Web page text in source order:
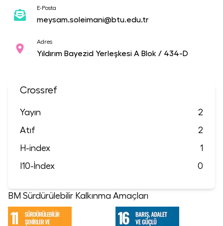
E-Posta
meysam.soleimani@btu.edu.tr
Adres
Yıldırım Bayezid Yerleşkesi A Blok / 434-D
Crossref
Yayın
2
Atıf
2
H-index
1
I10-İndex
0
BM Sürdürülebilir Kalkınma Amaçları